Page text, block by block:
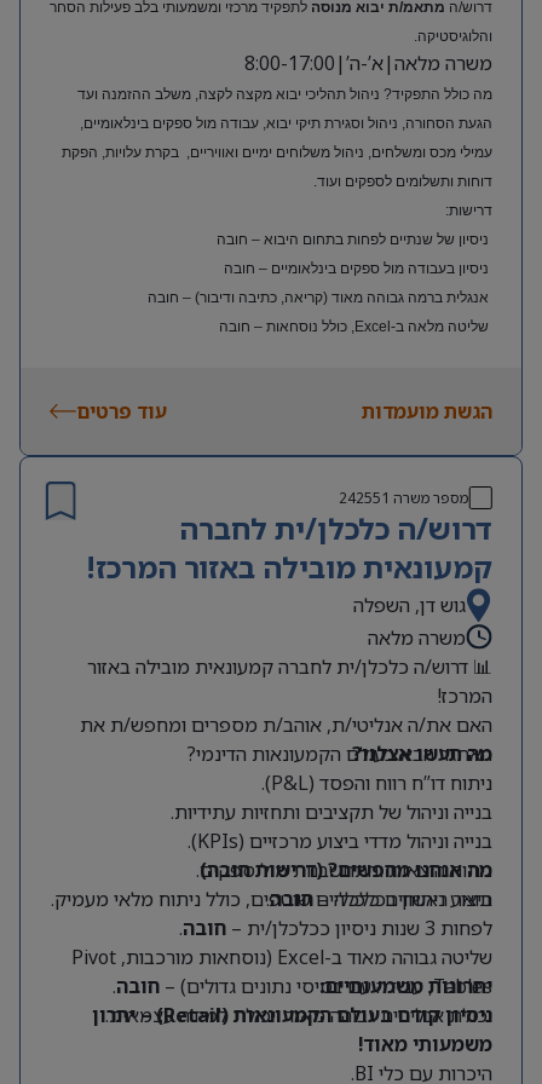
דרוש/ה מתאמ/ת יבוא מנוסה לתפקיד מרכזי ומשמעותי בלב פעילות הסחר
והלוגיסטיקה.
משרה מלאה|א’-ה’|8:00-17:00
מה כולל התפקיד? ניהול תהליכי יבוא מקצה לקצה, משלב ההזמנה ועד
הגעת הסחורה, ניהול וסגירת תיקי יבוא, עבודה מול ספקים בינלאומיים,
עמילי מכס ומשלחים, ניהול משלוחים ימיים ואוויריים, בקרת עלויות, הפקת
דוחות ותשלומים לספקים ועוד.
דרישות:
ניסיון של שנתיים לפחות בתחום היבוא – חובה
ניסיון בעבודה מול ספקים בינלאומיים – חובה
אנגלית ברמה גבוהה מאוד (קריאה, כתיבה ודיבור) – חובה
שליטה מלאה ב-Excel, כולל נוסחאות – חובה
הגשת מועמדות עוד פרטים
מספר משרה 242551
דרוש/ה כלכלן/ית לחברה
קמעונאית מובילה באזור המרכז!
גוש דן, השפלה
משרה מלאה
📊 דרוש/ה כלכלן/ית לחברה קמעונאית מובילה באזור
המרכז!
האם את/ה אנליטי/ת, אוהב/ת מספרים ומחפש/ת את
האתגר הבא בעולם הקמעונאות הדינמי?
מה תעשו אצלנו?
ניתוח דו”ח רווח והפסד (P&L).
בנייה וניהול של תקציבים ותחזיות עתידיות.
בנייה וניהול מדדי ביצוע מרכזיים (KPIs).
ניתוח הוצאות והתחשבנות מול ספקים.
ביצוע ניתוחים כלכליים שוטפים, כולל ניתוח מלאי מעמיק.
מה אנחנו מחפשים? (דרישות חובה)
תואר ראשון בכלכלה –חובה.
לפחות 3 שנות ניסיון ככלכלן/ית –
חובה.
שליטה גבוהה מאוד ב-Excel (נוסחאות מורכבות, Pivot
Tables, עבודה עם בסיסי נתונים גדולים) –
חובה.
יכולת אנליטית גבוהה מאוד ויכולת למידה עצמאית.
יתרונות משמעותיים:
ניסיון קודם בעולם הקמעונאות (Retail) – יתרון
משמעותי מאוד!
היכרות עם כלי BI.